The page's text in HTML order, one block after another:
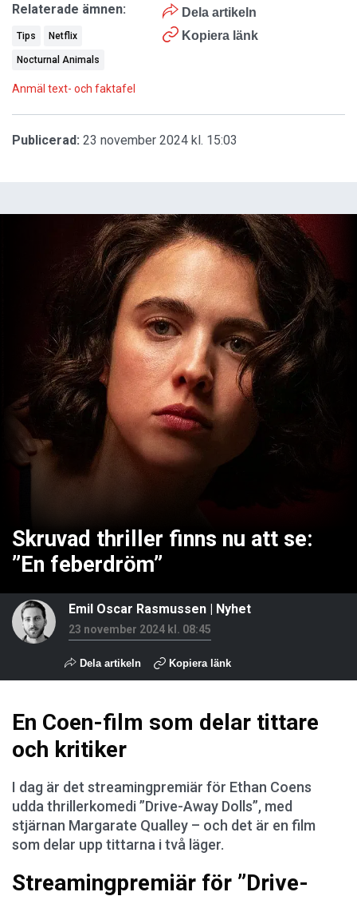
Dela artikeln
Kopiera länk
Relaterade ämnen:
Tips Netflix
Nocturnal Animals
Anmäl text- och faktafel
Publicerad: 23 november 2024 kl. 15:03
Skruvad thriller finns nu att se:
”En feberdröm”
Emil Oscar Rasmussen | Nyhet
23 november 2024 kl. 08:45
Dela artikeln Kopiera länk
En Coen-film som delar tittare
och kritiker
I dag är det streamingpremiär för Ethan Coens
udda thrillerkomedi ”Drive-Away Dolls”, med
stjärnan Margarate Qualley – och det är en film
som delar upp tittarna i två läger.
Streamingpremiär för ”Drive-